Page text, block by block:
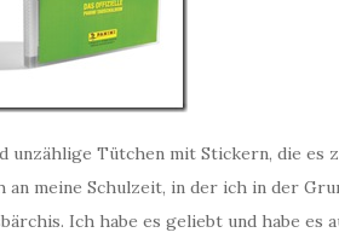
unzählige Tütchen mit Stickern, die es
meine Schulzeit, in der ich in der
Ich habe es geliebt und habe es